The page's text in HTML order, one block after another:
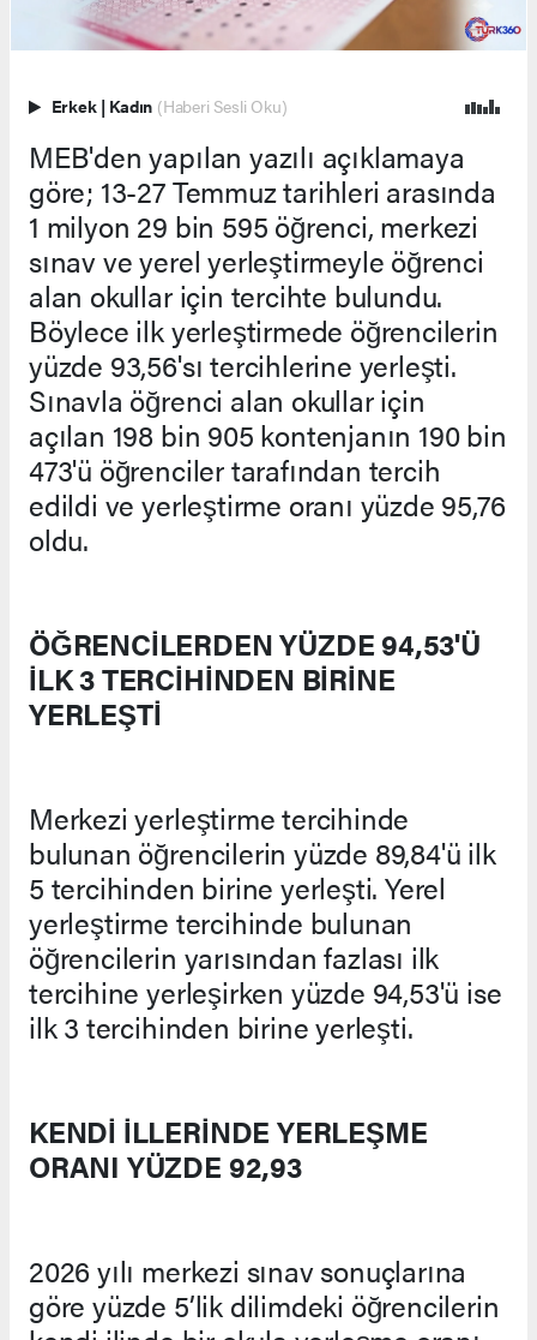
Erkek | Kadın (Haberi Sesli Oku)
MEB'den yapılan yazılı açıklamaya
göre; 13-27 Temmuz tarihleri arasında
1 milyon 29 bin 595 öğrenci, merkezi
sınav ve yerel yerleştirmeyle öğrenci
alan okullar için tercihte bulundu.
Böylece ilk yerleştirmede öğrencilerin
yüzde 93,56'sı tercihlerine yerleşti.
Sınavla öğrenci alan okullar için
açılan 198 bin 905 kontenjanın 190 bin
473'ü öğrenciler tarafından tercih
edildi ve yerleştirme oranı yüzde 95,76
oldu.
ÖĞRENCİLERDEN YÜZDE 94,53'Ü
İLK 3 TERCİHİNDEN BİRİNE
YERLEŞTİ
Merkezi yerleştirme tercihinde
bulunan öğrencilerin yüzde 89,84'ü ilk
5 tercihinden birine yerleşti. Yerel
yerleştirme tercihinde bulunan
öğrencilerin yarısından fazlası ilk
tercihine yerleşirken yüzde 94,53'ü ise
ilk 3 tercihinden birine yerleşti.
KENDİ İLLERİNDE YERLEŞME
ORANI YÜZDE 92,93
2026 yılı merkezi sınav sonuçlarına
göre yüzde 5’lik dilimdeki öğrencilerin